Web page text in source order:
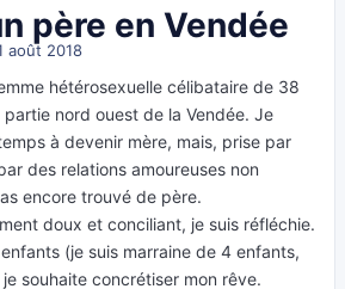
père en Vendée
août 2018
hétérosexuelle célibataire de 38
nord ouest de la Vendée. Je
à devenir mère, mais, prise par
des relations amoureuses non
encore trouvé de père.
doux et conciliant, je suis réfléchie.
(je suis marraine de 4 enfants,
souhaite concrétiser mon rêve.